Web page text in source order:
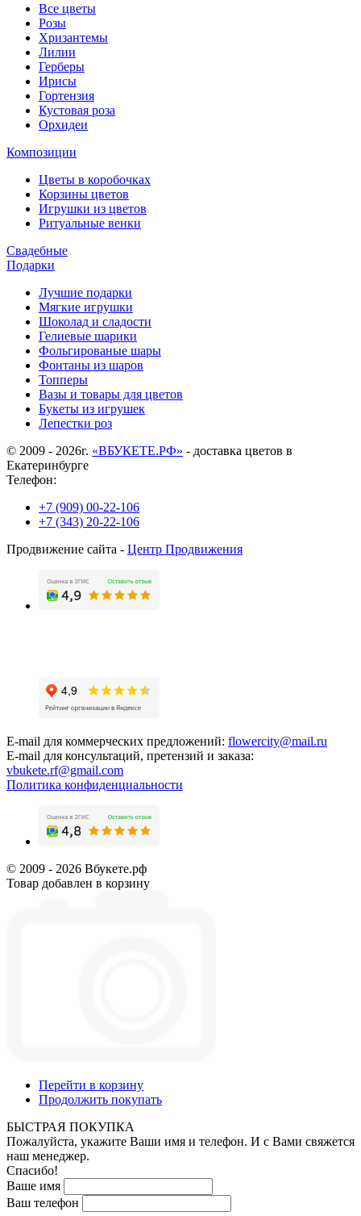
Все цветы
Розы
Хризантемы
Лилии
Герберы
Ирисы
Гортензия
Кустовая роза
Орхидеи
Композиции
Цветы в коробочках
Корзины цветов
Игрушки из цветов
Ритуальные венки
Свадебные
Подарки
Лучшие подарки
Мягкие игрушки
Шоколад и сладости
Гелиевые шарики
Фольгированые шары
Фонтаны из шаров
Топперы
Вазы и товары для цветов
Букеты из игрушек
Лепестки роз
© 2009 - 2026г. «ВБУКЕТЕ.РФ» - доставка цветов в
Екатеринбурге
Телефон:
+7 (909) 00-22-106
+7 (343) 20-22-106
Продвижение сайта - Центр Продвижения
E-mail для коммерческих предложений: flowercity@mail.ru
E-mail для консультаций, претензий и заказа:
vbukete.rf@gmail.com
Политика конфиденциальности
© 2009 - 2026 Вбукете.рф
Товар добавлен в корзину
Перейти в корзину
Продолжить покупать
БЫСТРАЯ ПОКУПКА
Пожалуйста, укажите Ваши имя и телефон. И с Вами свяжется
наш менеджер.
Спасибо!
Ваше имя
Ваш телефон